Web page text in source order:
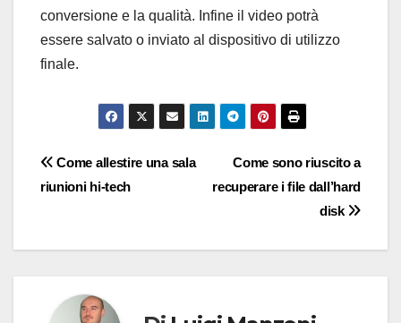
conversione e la qualità. Infine il video potrà
essere salvato o inviato al dispositivo di utilizzo
finale.
Navigazione
Come sono riuscito a
recuperare i file dall’hard
disk
Come allestire una sala
riunioni hi-tech